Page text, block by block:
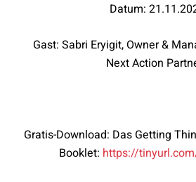
Datum:
Gast: Sabri Eryigit, Owner &
Next Action
Gratis-Download: Das Getting
Booklet: https://